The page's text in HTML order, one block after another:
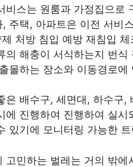
비스는 원룸과 가정집으로
주택, 아파트은 이전 서비
처방 침입 예방 재침입
의 해충이 서식하는지 번
몰하는 장소와 이동경로에
은 배수구, 세면대, 하수구
에 진행하여 진행하여 실
있기에 모니터링 가능한
고민하는 벌레는 거의 밖